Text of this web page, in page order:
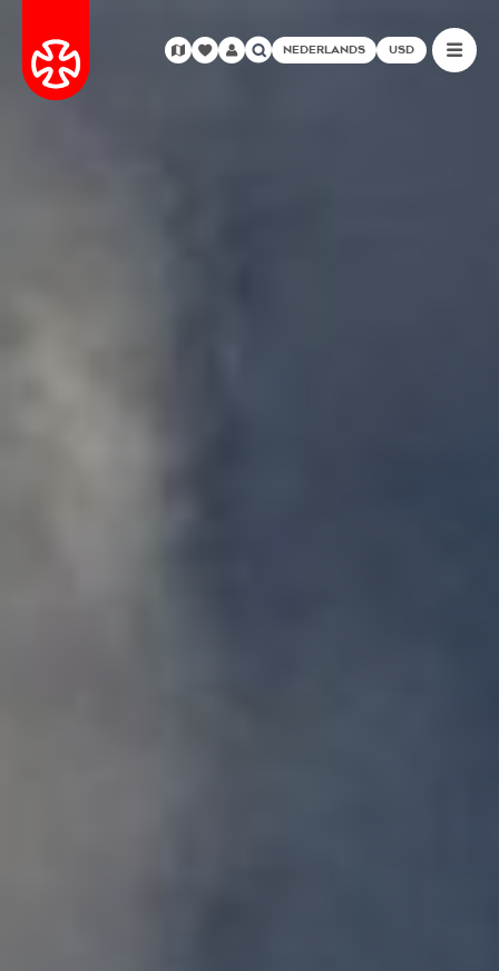
NEDERLANDS USD